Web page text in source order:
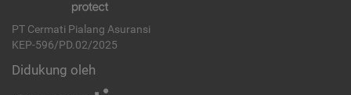
PT Cermati Pialang Asuransi
KEP-596/PD.02/2025
Didukung oleh